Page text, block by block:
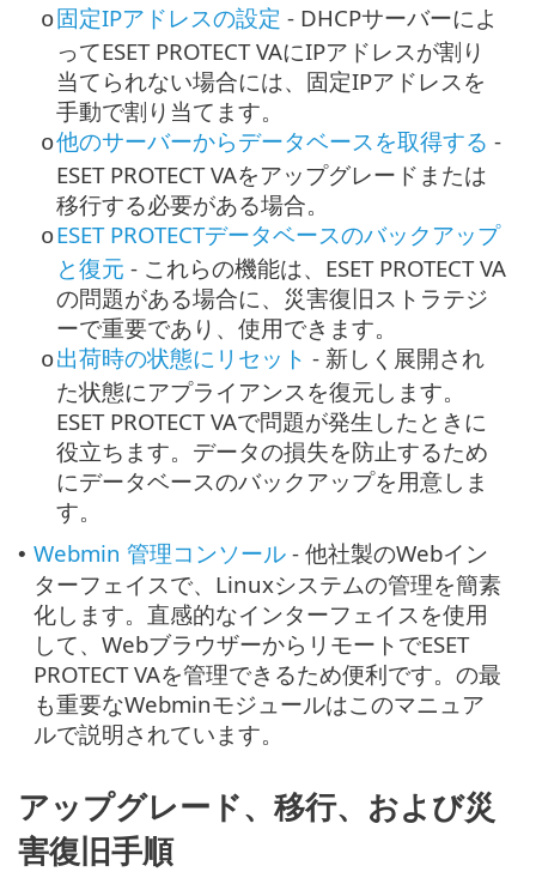
o固定IPアドレスの設定 - DHCPサーバーによ
ってESET PROTECT VAにIPアドレスが割り
当てられない場合には、固定IPアドレスを
手動で割り当てます。
o他のサーバーからデータベースを取得する -
ESET PROTECT VAをアップグレードまたは
移行する必要がある場合。
oESET PROTECTデータベースのバックアップ
と復元 - これらの機能は、ESET PROTECT VA
の問題がある場合に、災害復旧ストラテジ
ーで重要であり、使用できます。
o出荷時の状態にリセット - 新しく展開され
た状態にアプライアンスを復元します。
ESET PROTECT VAで問題が発生したときに
役立ちます。データの損失を防止するため
にデータベースのバックアップを用意しま
す。
• Webmin 管理コンソール - 他社製のWebイン
ターフェイスで、Linuxシステムの管理を簡素
化します。直感的なインターフェイスを使用
して、WebブラウザーからリモートでESET
PROTECT VAを管理できるため便利です。の最
も重要なWebminモジュールはこのマニュア
ルで説明されています。
アップグレード、移行、および災
害復旧手順